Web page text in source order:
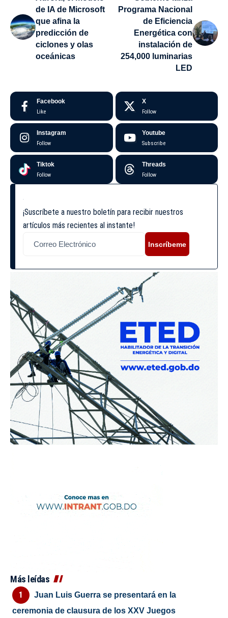
de IA de Microsoft
que afina la
predicción de
ciclones y olas
oceánicas
Programa Nacional
de Eficiencia
Energética con
instalación de
254,000 luminarias
LED
Facebook
Like
X
Follow
Instagram
Follow
Youtube
Subscribe
Tiktok
Follow
Threads
Follow
¡Suscríbete a nuestro boletín para recibir nuestros
artículos más recientes al instante!
Inscríbeme
Más leídas
Juan Luis Guerra se presentará en la
ceremonia de clausura de los XXV Juegos